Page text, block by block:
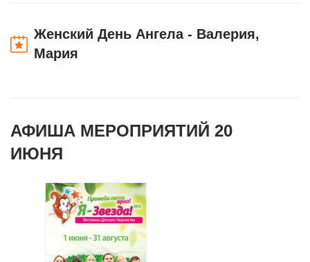
Женский День Ангела - Валерия,
Мария
АФИША МЕРОПРИЯТИЙ 20
ИЮНЯ